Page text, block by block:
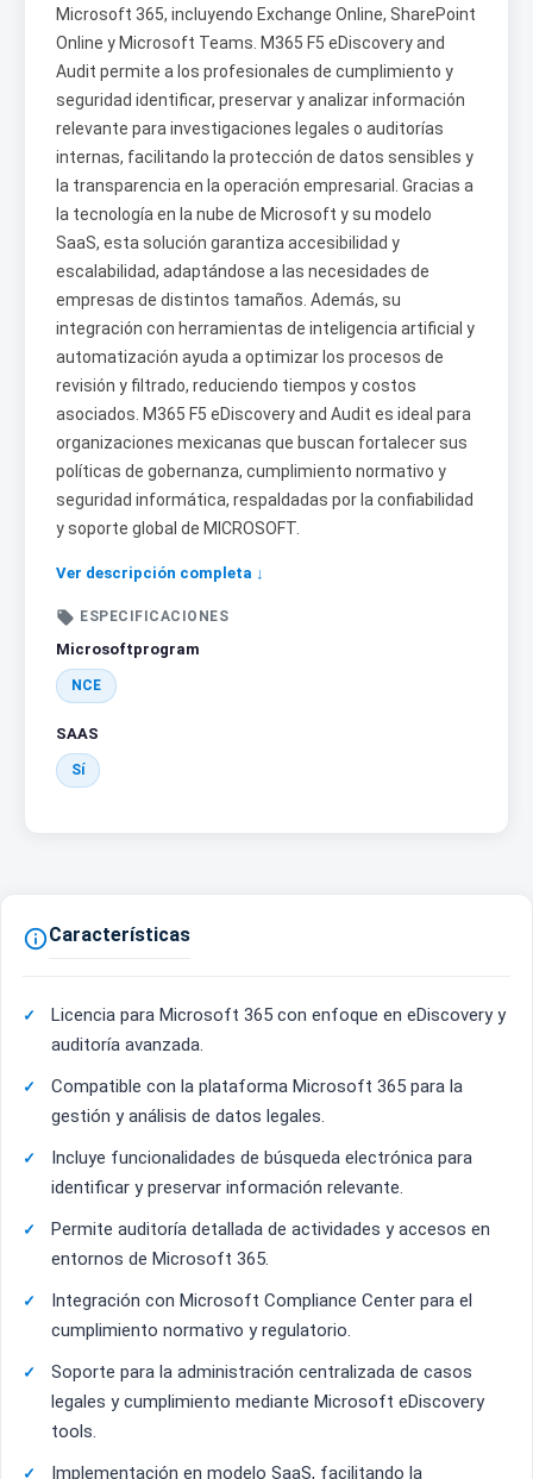
Microsoft 365, incluyendo Exchange Online, SharePoint
Online y Microsoft Teams. M365 F5 eDiscovery and
Audit permite a los profesionales de cumplimiento y
seguridad identificar, preservar y analizar información
relevante para investigaciones legales o auditorías
internas, facilitando la protección de datos sensibles y
la transparencia en la operación empresarial. Gracias a
la tecnología en la nube de Microsoft y su modelo
SaaS, esta solución garantiza accesibilidad y
escalabilidad, adaptándose a las necesidades de
empresas de distintos tamaños. Además, su
integración con herramientas de inteligencia artificial y
automatización ayuda a optimizar los procesos de
revisión y filtrado, reduciendo tiempos y costos
asociados. M365 F5 eDiscovery and Audit es ideal para
organizaciones mexicanas que buscan fortalecer sus
políticas de gobernanza, cumplimiento normativo y
seguridad informática, respaldadas por la confiabilidad
y soporte global de MICROSOFT.
Ver descripción completa ↓
 ESPECIFICACIONES
Microsoftprogram
NCE
SAAS
Sí
Características
Licencia para Microsoft 365 con enfoque en eDiscovery y
auditoría avanzada.
Compatible con la plataforma Microsoft 365 para la
gestión y análisis de datos legales.
Incluye funcionalidades de búsqueda electrónica para
identificar y preservar información relevante.
Permite auditoría detallada de actividades y accesos en
entornos de Microsoft 365.
Integración con Microsoft Compliance Center para el
cumplimiento normativo y regulatorio.
Soporte para la administración centralizada de casos
legales y cumplimiento mediante Microsoft eDiscovery
tools.
Implementación en modelo SaaS, facilitando la